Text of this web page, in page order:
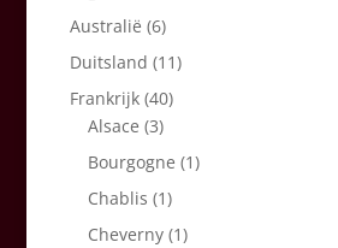
Australië (6)
Duitsland (11)
Frankrijk (40)
Alsace (3)
Bourgogne (1)
Chablis (1)
Cheverny (1)